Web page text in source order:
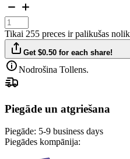
Tikai 255 preces ir palikušas
Get $0.50 for each share!
Nodrošina Tollens.
Piegāde un atgriešana
Piegāde: 5-9 business days
Piegādes kompānija: